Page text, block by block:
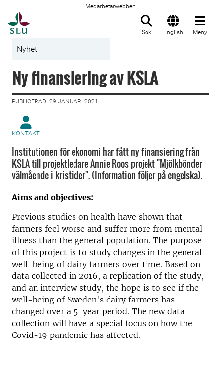
Medarbetarwebben
Sök English Meny
Nyhet
Ny finansiering av KSLA
PUBLICERAD: 29 JANUARI 2021
KONTAKT
Institutionen för ekonomi har fått ny finansiering från
KSLA till projektledare Annie Roos projekt "Mjölkbönder
välmående i kristider". (Information följer på engelska).
Aims and objectives:
Previous studies on health have shown that
farmers feel worse and suffer more from mental
illness than the general population. The purpose
of this project is to study changes in the general
well-being of dairy farmers over time. Based on
data collected in 2016, a replication of the study,
and an interview study, the hope is to see if the
well-being of Sweden's dairy farmers has
changed over a 5-year period. The new data
collection will have a special focus on how the
Covid-19 pandemic has affected.